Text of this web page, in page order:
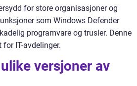
for store organisasjoner og
som Windows Defender
programvare og trusler. Denne
IT-avdelinger.
versjoner av